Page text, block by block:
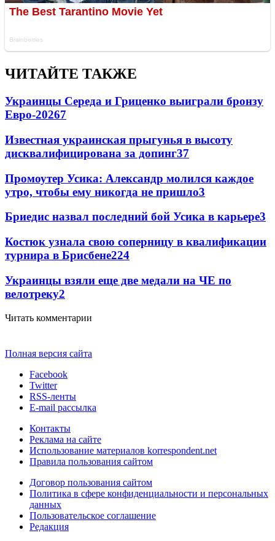
ЧИТАЙТЕ ТАКЖЕ
Украинцы Середа и Гриценко выиграли бронзу
Евро-20267
Известная украинская прыгунья в высоту
дисквалифицирована за допинг37
Промоутер Усика: Александр молился каждое
утро, чтобы ему никогда не пришло3
Бриедис назвал последний бой Усика в карьере3
Костюк узнала свою соперницу в квалификации
турнира в Брисбене224
Украинцы взяли еще две медали на ЧЕ по
велотреку2
Читать комментарии
Полная версия сайта
Facebook
Twitter
RSS-ленты
E-mail рассылка
Контакты
Реклама на сайте
Использование материалов korrespondent.net
Правила пользования сайтом
Договор пользования сайтом
Политика в сфере конфиденциальности и персональных
данных
Пользовательское соглашение
Редакция